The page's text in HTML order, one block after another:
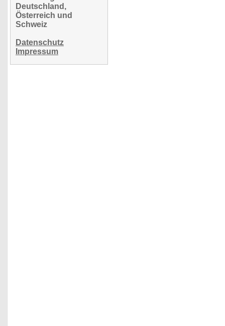
Deutschland,
Österreich und
Schweiz
Datenschutz
Impressum